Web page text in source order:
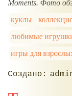
Moments. Фото
куклы
любимые
игры для